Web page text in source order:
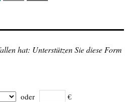
hat: Unterstützen Sie diese Form
oder €